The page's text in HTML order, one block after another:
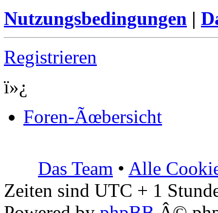
Nutzungsbedingungen |
Registrieren
ï»¿
Foren-Ãœbersicht
Das Team • Alle
Zeiten sind UTC + 1